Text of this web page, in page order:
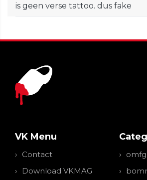
is geen verse tattoo. dus fake
VK Menu
Contact
Download VKMAG
omfg